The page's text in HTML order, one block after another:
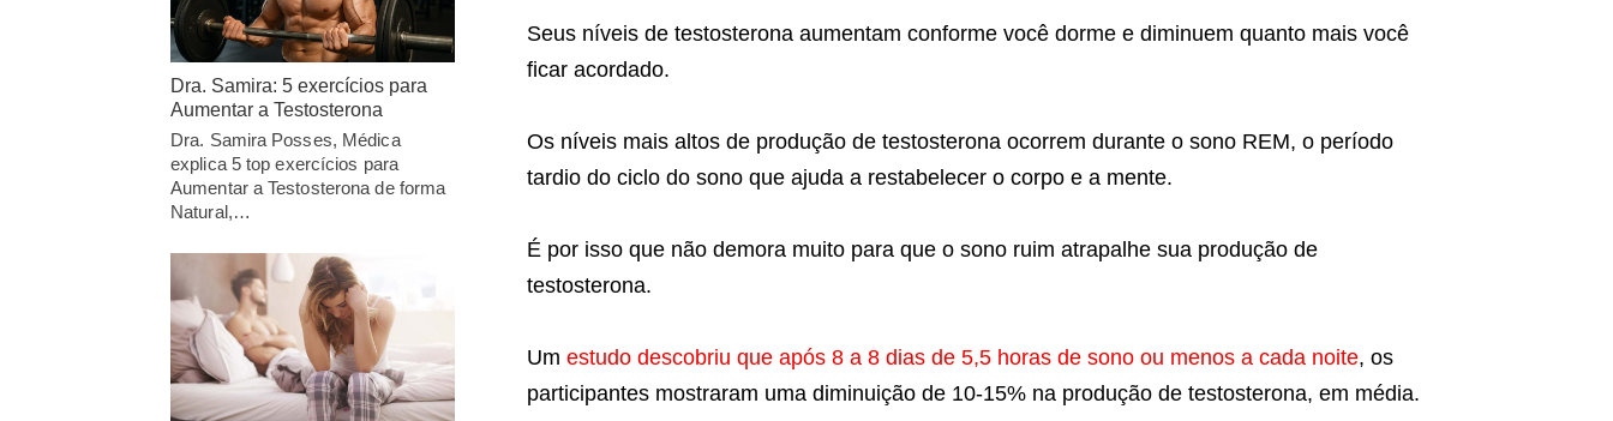
Seus níveis de testosterona aumentam conforme você dorme e diminuem quanto mais você
ficar acordado.
Os níveis mais altos de produção de testosterona ocorrem durante o sono REM, o período
tardio do ciclo do sono que ajuda a restabelecer o corpo e a mente.
É por isso que não demora muito para que o sono ruim atrapalhe sua produção de
testosterona.
Um estudo descobriu que após 8 a 8 dias de 5,5 horas de sono ou menos a cada noite, os
participantes mostraram uma diminuição de 10-15% na produção de testosterona, em média.
Dra. Samira: 5 exercícios para
Aumentar a Testosterona
Dra. Samira Posses, Médica
explica 5 top exercícios para
Aumentar a Testosterona de forma
Natural,…